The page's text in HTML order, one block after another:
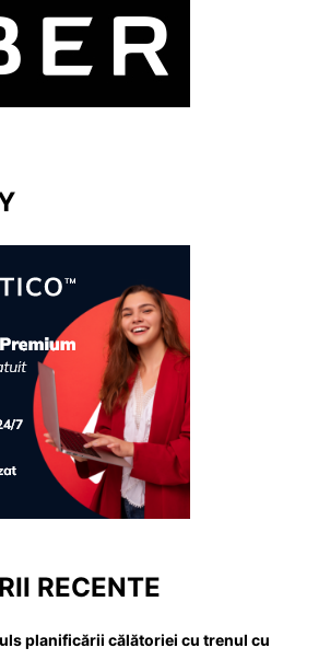
RECENTE
planificării călătoriei cu trenul cu